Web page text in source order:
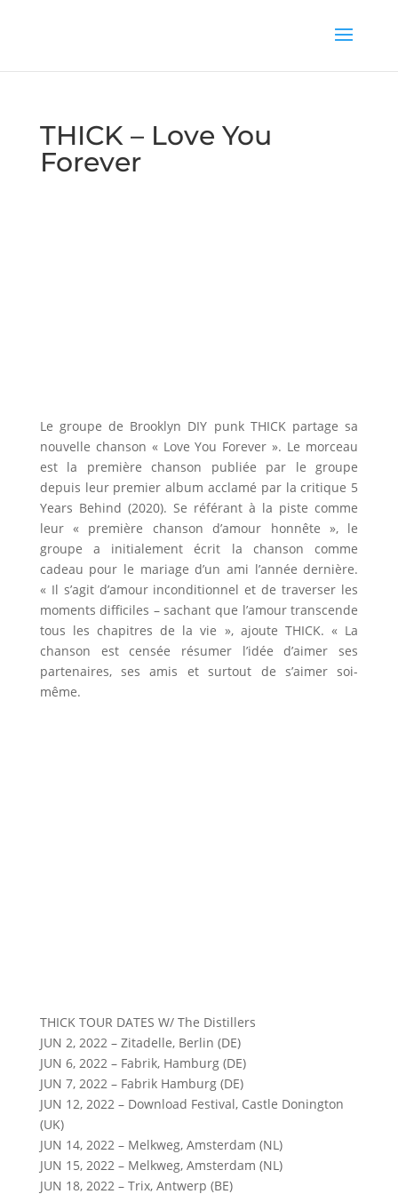
THICK – Love You
Forever
Le groupe de Brooklyn DIY punk THICK partage sa
nouvelle chanson « Love You Forever ». Le morceau
est la première chanson publiée par le groupe
depuis leur premier album acclamé par la critique 5
Years Behind (2020). Se référant à la piste comme
leur « première chanson d’amour honnête », le
groupe a initialement écrit la chanson comme
cadeau pour le mariage d’un ami l’année dernière.
« Il s’agit d’amour inconditionnel et de traverser les
moments difficiles – sachant que l’amour transcende
tous les chapitres de la vie », ajoute THICK. « La
chanson est censée résumer l’idée d’aimer ses
partenaires, ses amis et surtout de s’aimer soi-
même.
THICK TOUR DATES W/ The Distillers
JUN 2, 2022 – Zitadelle, Berlin (DE)
JUN 6, 2022 – Fabrik, Hamburg (DE)
JUN 7, 2022 – Fabrik Hamburg (DE)
JUN 12, 2022 – Download Festival, Castle Donington
(UK)
JUN 14, 2022 – Melkweg, Amsterdam (NL)
JUN 15, 2022 – Melkweg, Amsterdam (NL)
JUN 18, 2022 – Trix, Antwerp (BE)